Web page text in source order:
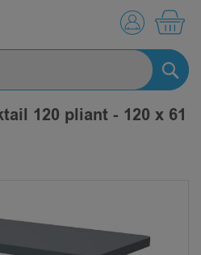
120 pliant - 120 x 61